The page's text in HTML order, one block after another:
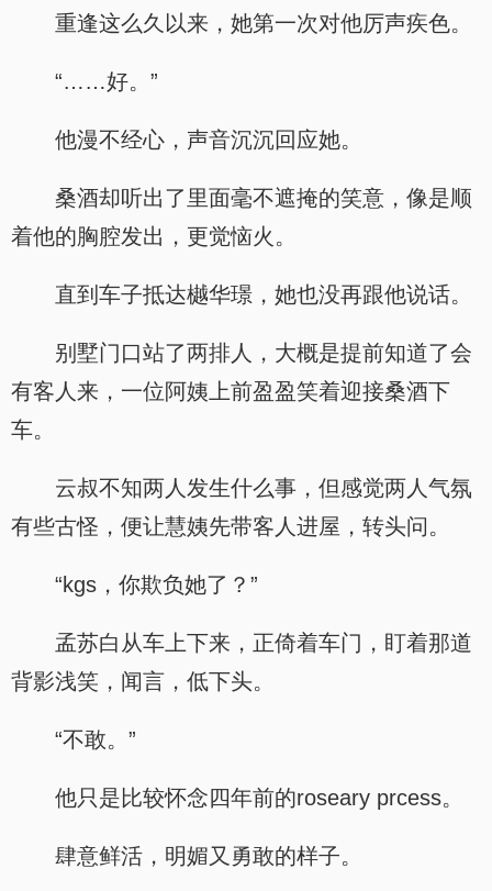
重逢这么久以来，她第一次对他厉声疾色。
“……好。”
他漫不经心，声音沉沉回应她。
桑酒却听出了里面毫不遮掩的笑意，像是顺
着他的胸腔发出，更觉恼火。
直到车子抵达樾华璟，她也没再跟他说话。
别墅门口站了两排人，大概是提前知道了会
有客人来，一位阿姨上前盈盈笑着迎接桑酒下
车。
云叔不知两人发生什么事，但感觉两人气氛
有些古怪，便让慧姨先带客人进屋，转头问。
“kgs，你欺负她了？”
孟苏白从车上下来，正倚着车门，盯着那道
背影浅笑，闻言，低下头。
“不敢。”
他只是比较怀念四年前的roseary prcess。
肆意鲜活，明媚又勇敢的样子。